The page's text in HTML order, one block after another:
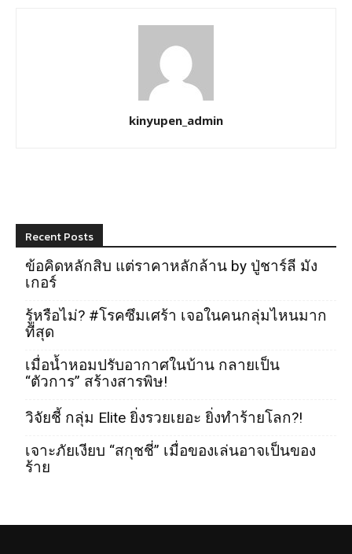
kinyupen_admin
Recent Posts
ข้อคิดหลักสิบ แต่ราคาหลักล้าน by ปู่ชาร์ลี มัง
เกอร์
รู้หรือไม่? #โรคซึมเศร้า เจอในคนกลุ่มไหนมาก
ที่สุด
เมื่อน้ำหอมปรับอากาศในบ้าน กลายเป็น
“ตัวการ” สร้างสารพิษ!
วิจัยชี้ กลุ่ม Elite ยิ่งรวยเยอะ ยิ่งทำร้ายโลก?!
เจาะภัยเงียบ “สกุชชี่” เมื่อของเล่นอาจเป็นของ
ร้าย